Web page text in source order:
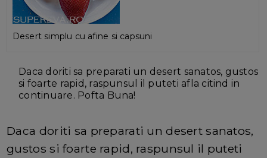
Desert simplu cu afine si capsuni
Daca doriti sa preparati un desert sanatos, gustos
si foarte rapid, raspunsul il puteti afla citind in
continuare. Pofta Buna!
Daca doriti sa preparati un desert sanatos,
gustos si foarte rapid, raspunsul il puteti